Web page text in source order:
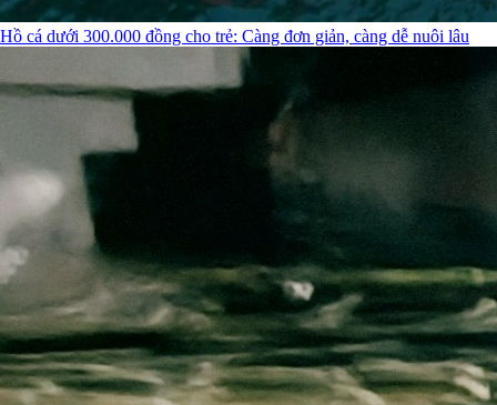
Hồ cá dưới 300.000 đồng cho trẻ: Càng đơn giản, càng dễ nuôi lâu